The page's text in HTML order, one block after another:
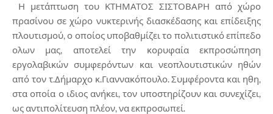
Η μετάπτωση του ΚΤΗΜΑΤΟΣ ΣΙΣΤΟΒΑΡΗ από χώρο
πρασίνου σε χώρο νυκτερινής διασκέδασης και επίδειξης
πλουτισμού, ο οποίος υποβαθμίζει το πολιτιστικό επίπεδο
ολων μας, αποτελεί την κορυφαία εκπροσώπηση
εργολαβικών συμφερόντων και νεοπλουτιστικών ηθών
από τον τ.Δήμαρχο κ.Γιαννακόπουλο. Συμφέροντα και ηθη,
στα οποία ο ιδιος ανήκει, τον υποστηρίζουν και συνεχίζει,
ως αντιπολίτευση πλέον, να εκπροσωπεί.